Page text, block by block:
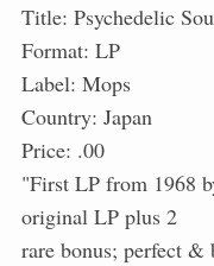
Title: Psychedelic
Format: LP
Label: Mops
Country: Japan
Price: .00
"First LP from 1968
original LP plus 2
rare bonus; perfect